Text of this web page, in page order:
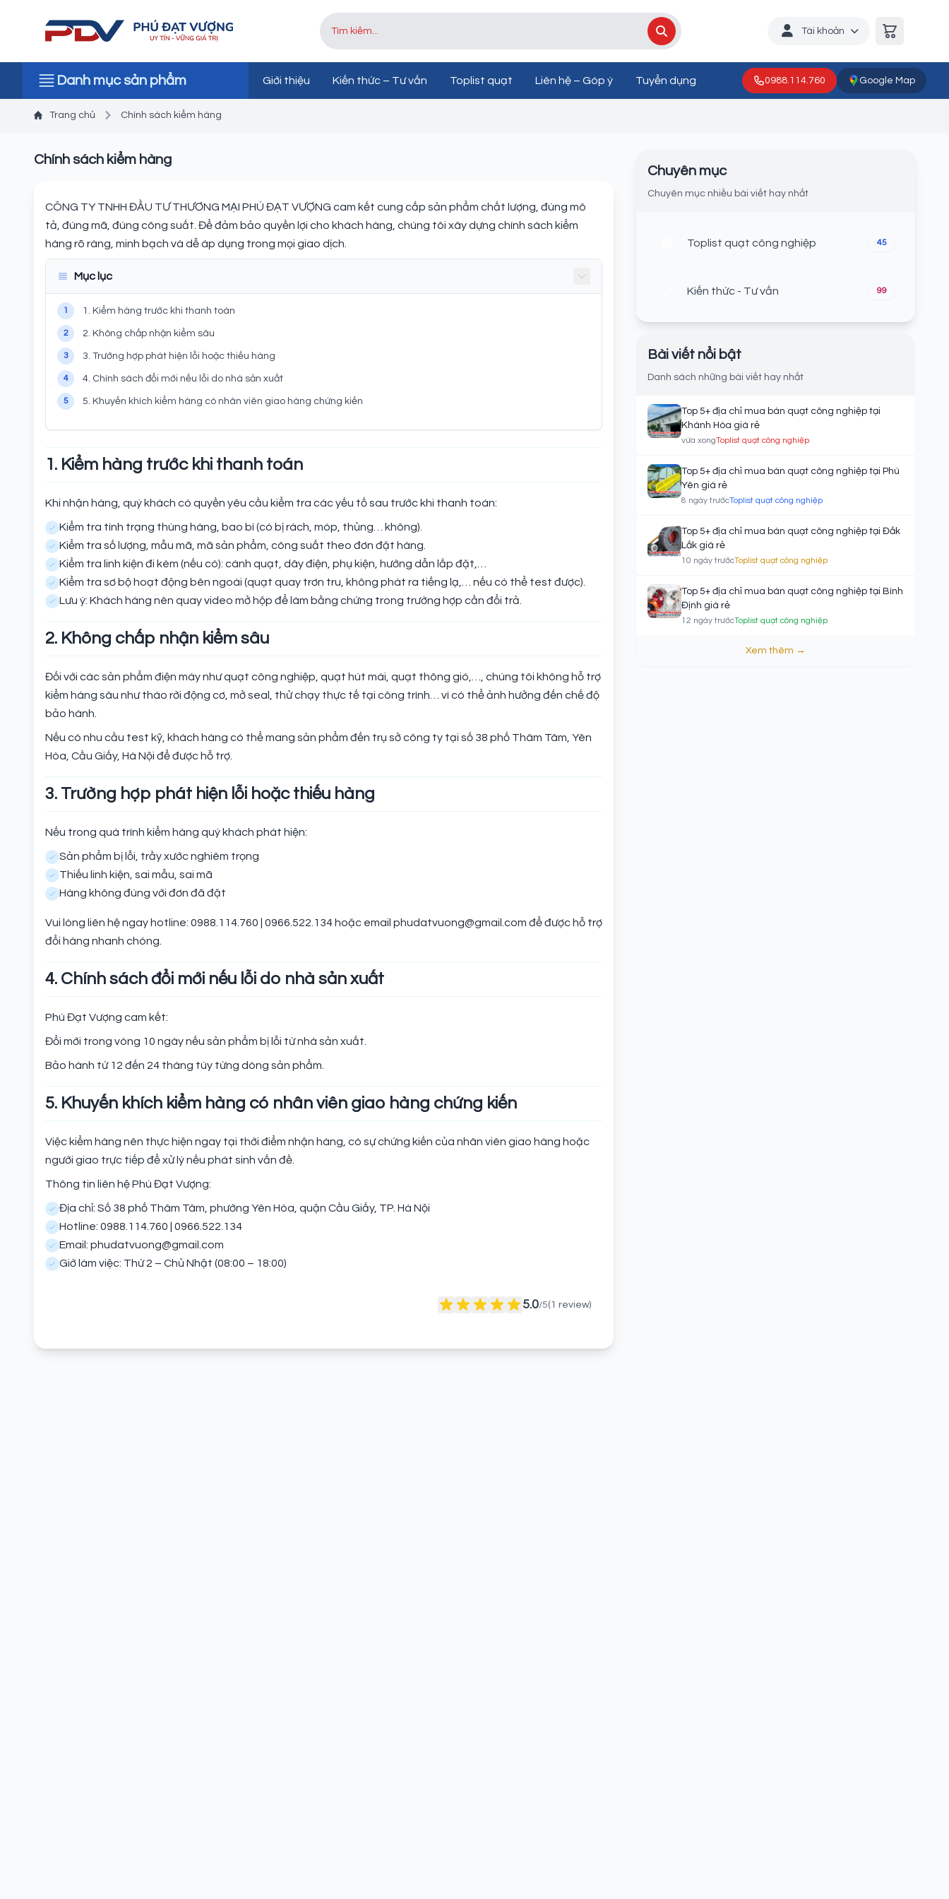
Tài khoản
Danh mục sản phẩm Giới thiệu Kiến thức – Tư vấn Toplist quạt Liên hệ – Góp ý Tuyển dụng 0988.114.760 Google Map
Trang chủ Chính sách kiểm hàng
Chính sách kiểm hàng
CÔNG TY TNHH ĐẦU TƯ THƯƠNG MẠI PHÚ ĐẠT VƯỢNG cam kết cung cấp sản phẩm chất lượng, đúng mô
tả, đúng mã, đúng công suất. Để đảm bảo quyền lợi cho khách hàng, chúng tôi xây dựng chính sách kiểm
hàng rõ ràng, minh bạch và dễ áp dụng trong mọi giao dịch.
Mục lục
1 1. Kiểm hàng trước khi thanh toán
2 2. Không chấp nhận kiểm sâu
3 3. Trường hợp phát hiện lỗi hoặc thiếu hàng
4 4. Chính sách đổi mới nếu lỗi do nhà sản xuất
5 5. Khuyến khích kiểm hàng có nhân viên giao hàng chứng kiến
1. Kiểm hàng trước khi thanh toán
Khi nhận hàng, quý khách có quyền yêu cầu kiểm tra các yếu tố sau trước khi thanh toán:
Kiểm tra tình trạng thùng hàng, bao bì (có bị rách, móp, thủng… không).
Kiểm tra số lượng, mẫu mã, mã sản phẩm, công suất theo đơn đặt hàng.
Kiểm tra linh kiện đi kèm (nếu có): cánh quạt, dây điện, phụ kiện, hướng dẫn lắp đặt,…
Kiểm tra sơ bộ hoạt động bên ngoài (quạt quay trơn tru, không phát ra tiếng lạ,… nếu có thể test được).
Lưu ý: Khách hàng nên quay video mở hộp để làm bằng chứng trong trường hợp cần đổi trả.
2. Không chấp nhận kiểm sâu
Đối với các sản phẩm điện máy như quạt công nghiệp, quạt hút mái, quạt thông gió,…, chúng tôi không hỗ trợ
kiểm hàng sâu như tháo rời động cơ, mở seal, thử chạy thực tế tại công trình… vì có thể ảnh hưởng đến chế độ
bảo hành.
Nếu có nhu cầu test kỹ, khách hàng có thể mang sản phẩm đến trụ sở công ty tại số 38 phố Thâm Tâm, Yên
Hòa, Cầu Giấy, Hà Nội để được hỗ trợ.
3. Trường hợp phát hiện lỗi hoặc thiếu hàng
Nếu trong quá trình kiểm hàng quý khách phát hiện:
Sản phẩm bị lỗi, trầy xước nghiêm trọng
Thiếu linh kiện, sai mẫu, sai mã
Hàng không đúng với đơn đã đặt
Vui lòng liên hệ ngay hotline: 0988.114.760 | 0966.522.134 hoặc email phudatvuong@gmail.com để được hỗ trợ
đổi hàng nhanh chóng.
4. Chính sách đổi mới nếu lỗi do nhà sản xuất
Phú Đạt Vượng cam kết:
Đổi mới trong vòng 10 ngày nếu sản phẩm bị lỗi từ nhà sản xuất.
Bảo hành từ 12 đến 24 tháng tùy từng dòng sản phẩm.
5. Khuyến khích kiểm hàng có nhân viên giao hàng chứng kiến
Việc kiểm hàng nên thực hiện ngay tại thời điểm nhận hàng, có sự chứng kiến của nhân viên giao hàng hoặc
người giao trực tiếp để xử lý nếu phát sinh vấn đề.
Thông tin liên hệ Phú Đạt Vượng:
Địa chỉ: Số 38 phố Thâm Tâm, phường Yên Hòa, quận Cầu Giấy, TP. Hà Nội
Hotline: 0988.114.760 | 0966.522.134
Email: phudatvuong@gmail.com
Giờ làm việc: Thứ 2 – Chủ Nhật (08:00 – 18:00)
5.0/5( 1 review)
Chuyên mục
Chuyên mục nhiều bài viết hay nhất
Toplist quạt công nghiệp 45
Kiến thức - Tư vấn 99
Bài viết nổi bật
Danh sách những bài viết hay nhất
Top 5+ địa chỉ mua bán quạt công nghiệp tại
Khánh Hòa giá rẻ
vừa xongToplist quạt công nghiệp
Top 5+ địa chỉ mua bán quạt công nghiệp tại Phú
Yên giá rẻ
8 ngày trướcToplist quạt công nghiệp
Top 5+ địa chỉ mua bán quạt công nghiệp tại Đắk
Lắk giá rẻ
10 ngày trướcToplist quạt công nghiệp
Top 5+ địa chỉ mua bán quạt công nghiệp tại Bình
Định giá rẻ
12 ngày trướcToplist quạt công nghiệp
Xem thêm →